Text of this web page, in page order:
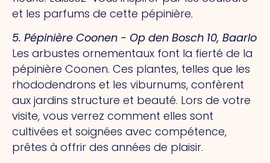
et les parfums de cette pépinière.
5. Pépinière Coonen - Op den Bosch 10, Baarlo
Les arbustes ornementaux font la fierté de la
pépinière Coonen. Ces plantes, telles que les
rhododendrons et les viburnums, confèrent
aux jardins structure et beauté. Lors de votre
visite, vous verrez comment elles sont
cultivées et soignées avec compétence,
prêtes à offrir des années de plaisir.